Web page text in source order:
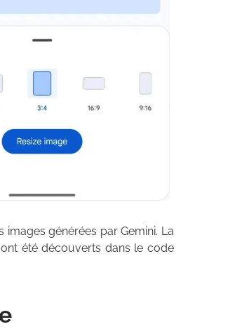
générées par Gemini. La
été découverts dans le code